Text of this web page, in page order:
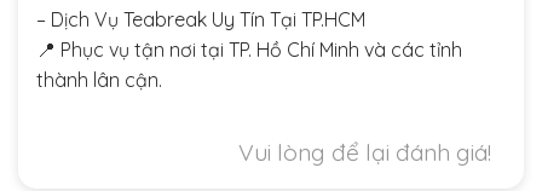
– Dịch Vụ Teabreak Uy Tín Tại TP.HCM
📍 Phục vụ tận nơi tại TP. Hồ Chí Minh và các tỉnh
thành lân cận.
Vui lòng để lại đánh giá!